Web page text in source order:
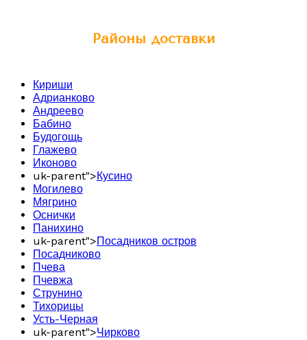
Районы доставки
Кириши
Адрианково
Андреево
Бабино
Будогощь
Глажево
Иконово
uk-parent">Кусино
Могилево
Мягрино
Оснички
Панихино
uk-parent">Посадников остров
Посадниково
Пчева
Пчевжа
Струнино
Тихорицы
Усть-Черная
uk-parent">Чирково